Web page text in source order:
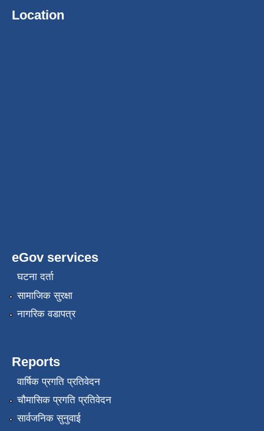
Location
eGov services
घटना दर्ता
सामाजिक सुरक्षा
नागरिक वडापत्र
Reports
वार्षिक प्रगति प्रतिवेदन
चौमासिक प्रगति प्रतिवेदन
सार्वजनिक सुनुवाई